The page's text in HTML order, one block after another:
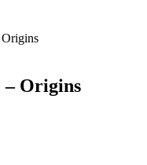
– Origins